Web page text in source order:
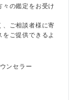
の鑑定をお受け
、ご相談者様に寄
ご提供できるよ
ンセラー